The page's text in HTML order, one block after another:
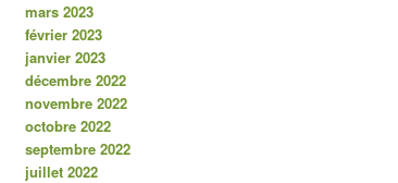
mars 2023
février 2023
janvier 2023
décembre 2022
novembre 2022
octobre 2022
septembre 2022
juillet 2022